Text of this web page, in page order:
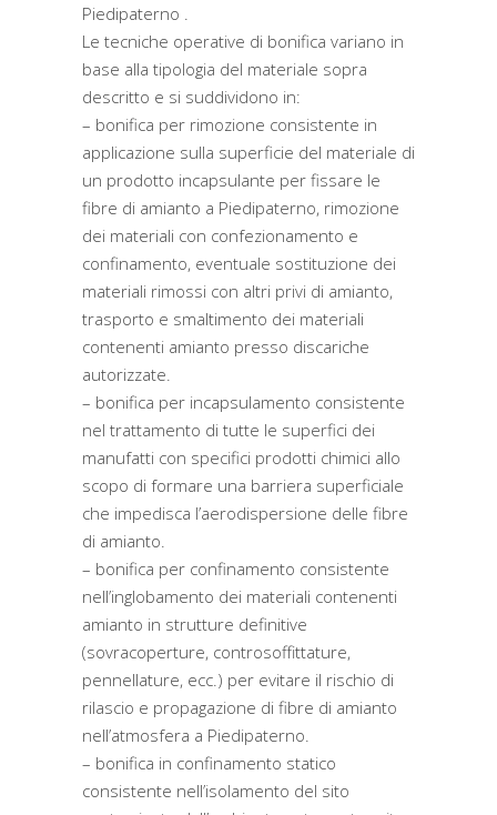
Piedipaterno .
Le tecniche operative di bonifica variano in
base alla tipologia del materiale sopra
descritto e si suddividono in:
– bonifica per rimozione consistente in
applicazione sulla superficie del materiale di
un prodotto incapsulante per fissare le
fibre di amianto a Piedipaterno, rimozione
dei materiali con confezionamento e
confinamento, eventuale sostituzione dei
materiali rimossi con altri privi di amianto,
trasporto e smaltimento dei materiali
contenenti amianto presso discariche
autorizzate.
– bonifica per incapsulamento consistente
nel trattamento di tutte le superfici dei
manufatti con specifici prodotti chimici allo
scopo di formare una barriera superficiale
che impedisca l’aerodispersione delle fibre
di amianto.
– bonifica per confinamento consistente
nell’inglobamento dei materiali contenenti
amianto in strutture definitive
(sovracoperture, controsoffittature,
pennellature, ecc.) per evitare il rischio di
rilascio e propagazione di fibre di amianto
nell’atmosfera a Piedipaterno.
– bonifica in confinamento statico
consistente nell’isolamento del sito